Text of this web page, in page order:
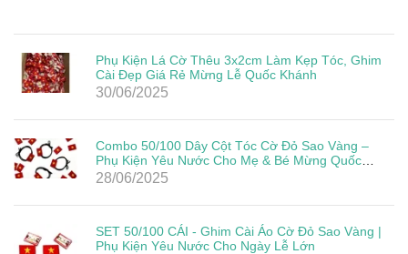
Phụ Kiện Lá Cờ Thêu 3x2cm Làm Kẹp Tóc, Ghim
Cài Đẹp Giá Rẻ Mừng Lễ Quốc Khánh
30/06/2025
Combo 50/100 Dây Cột Tóc Cờ Đỏ Sao Vàng –
Phụ Kiện Yêu Nước Cho Mẹ & Bé Mừng Quốc
Khánh 2/9
28/06/2025
SET 50/100 CÁI - Ghim Cài Áo Cờ Đỏ Sao Vàng |
Phụ Kiện Yêu Nước Cho Ngày Lễ Lớn